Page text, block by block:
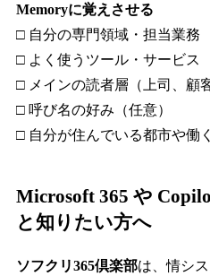
Memoryに覚えさせる
□ 自分の専門領域・担当業務
□ よく使うツール・サービス
□ メインの読者層（上司、顧
□ 呼び名の好み（任意）
□ 自分が住んでいる都市や働
Microsoft 365 や
と知りたい方へ
ソフクリ365倶楽部は、情シ